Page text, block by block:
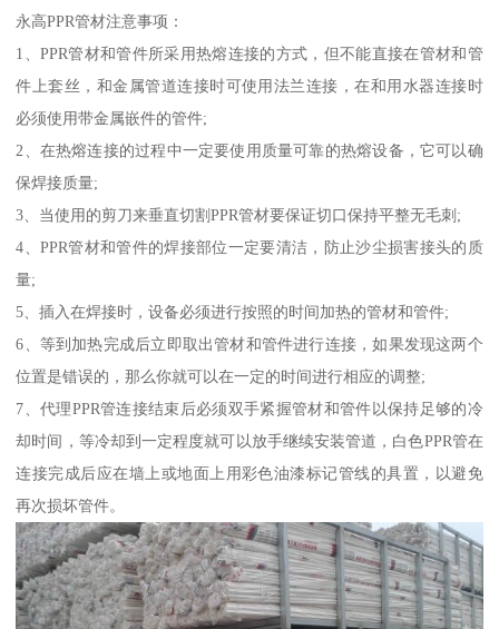
永高PPR管材注意事项：
1、PPR管材和管件所采用热熔连接的方式，但不能直接在管材和管
件上套丝，和金属管道连接时可使用法兰连接，在和用水器连接时
必须使用带金属嵌件的管件;
2、在热熔连接的过程中一定要使用质量可靠的热熔设备，它可以确
保焊接质量;
3、当使用的剪刀来垂直切割PPR管材要保证切口保持平整无毛刺;
4、PPR管材和管件的焊接部位一定要清洁，防止沙尘损害接头的质
量;
5、插入在焊接时，设备必须进行按照的时间加热的管材和管件;
6、等到加热完成后立即取出管材和管件进行连接，如果发现这两个
位置是错误的，那么你就可以在一定的时间进行相应的调整;
7、代理PPR管连接结束后必须双手紧握管材和管件以保持足够的冷
却时间，等冷却到一定程度就可以放手继续安装管道，白色PPR管在
连接完成后应在墙上或地面上用彩色油漆标记管线的具置，以避免
再次损坏管件。